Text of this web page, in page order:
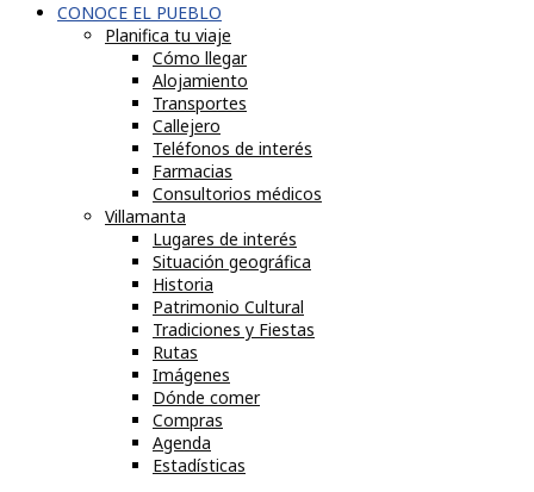
CONOCE EL PUEBLO
Planifica tu viaje
Cómo llegar
Alojamiento
Transportes
Callejero
Teléfonos de interés
Farmacias
Consultorios médicos
Villamanta
Lugares de interés
Situación geográfica
Historia
Patrimonio Cultural
Tradiciones y Fiestas
Rutas
Imágenes
Dónde comer
Compras
Agenda
Estadísticas